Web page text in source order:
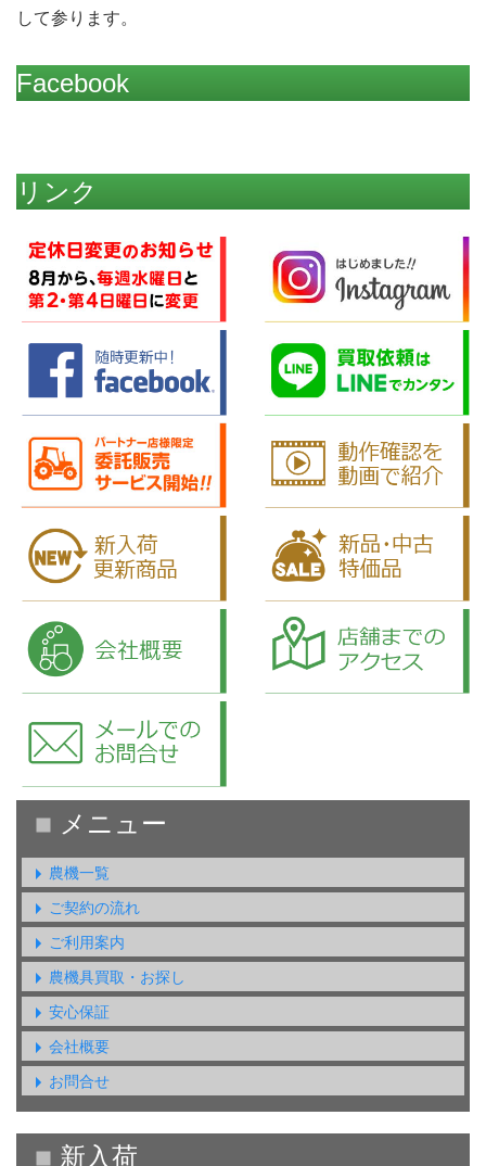
して参ります。
Facebook
リンク
農機一覧
ご契約の流れ
ご利用案内
農機具買取・お探し
安心保証
会社概要
お問合せ